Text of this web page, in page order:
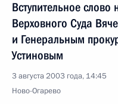
Вступительное слово
Верховного Суда
и Генеральным
Устиновым
3 августа 2003 года, 14:45
Ново-Огарево